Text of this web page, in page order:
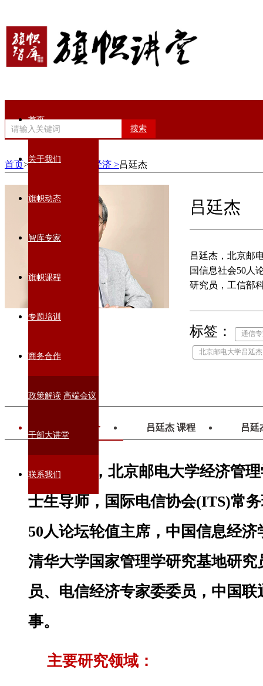
搜索
首页
关于我们
旗帜动态
智库专家
旗帜课程
专题培训
商务合作
政策解读 高端会议
干部大讲堂
联系我们
首页>智库专家> 数智经济 >吕廷杰
吕廷杰
吕廷杰，北京邮
国信息社会50人
研究员，工信部
标签： 通信
北京邮电大学吕廷杰
吕廷杰 简介 吕廷杰 课程 吕廷
吕廷杰，北京邮电大学经济管
士生导师，国际电信协会(ITS)常
50人论坛轮值主席，中国信息经
清华大学国家管理学研究基地研
员、电信经济专家委委员，中国
事。
主要研究领域：